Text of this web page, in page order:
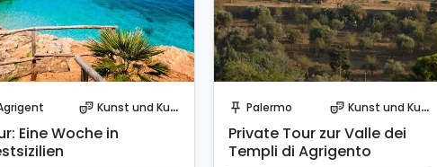
theater_comedy Kunst und Kultur
Eine Woche in
push_pin Palermo theater_comedy Kunst und Kultur
Private Tour zur Valle dei
Templi di Agrigento